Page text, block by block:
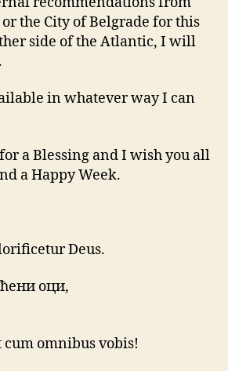
the City of Belgrade for this
side of the Atlantic, I will
in whatever way I can
a Blessing and I wish you all
a Happy Week.
Deus.
оци,
cum omnibus vobis!